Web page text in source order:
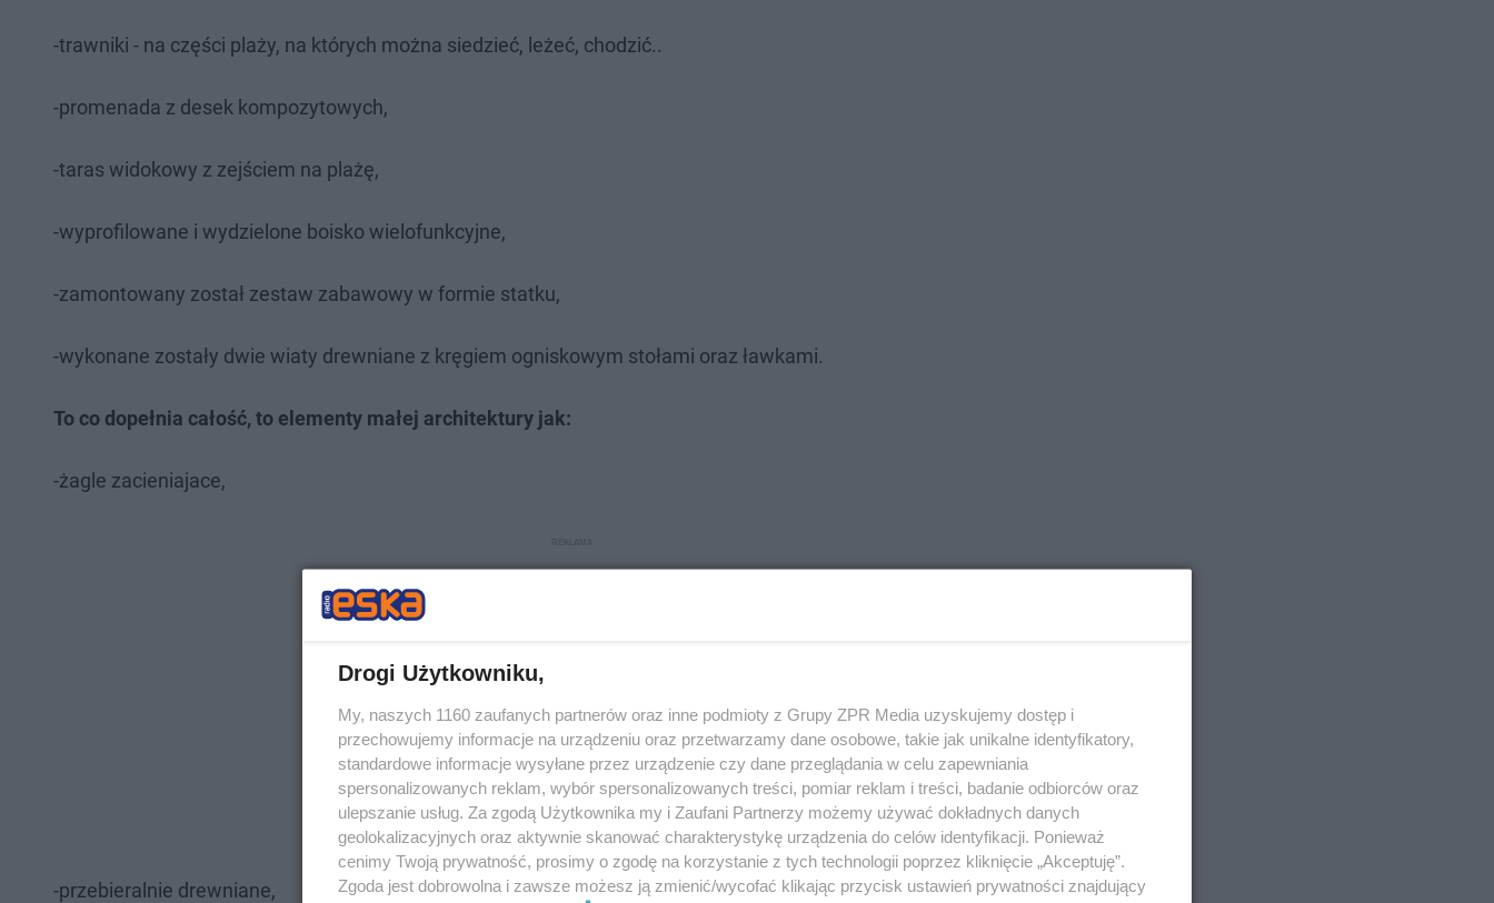
-trawniki - na części plaży, na których można siedzieć, leżeć, chodzić..
-promenada z desek kompozytowych,
-taras widokowy z zejściem na plażę,
-wyprofilowane i wydzielone boisko wielofunkcyjne,
-zamontowany został zestaw zabawowy w formie statku,
-wykonane zostały dwie wiaty drewniane z kręgiem ogniskowym stołami oraz ławkami.
To co dopełnia całość, to elementy małej architektury jak:
-żagle zacieniajace,
-przebieralnie drewniane,
Drogi Użytkowniku,
My, naszych 1160 zaufanych partnerów oraz inne podmioty z Grupy ZPR Media uzyskujemy dostęp i
przechowujemy informacje na urządzeniu oraz przetwarzamy dane osobowe, takie jak unikalne identyfikatory,
standardowe informacje wysyłane przez urządzenie czy dane przeglądania w celu zapewniania
spersonalizowanych reklam, wybór spersonalizowanych treści, pomiar reklam i treści, badanie odbiorców oraz
ulepszanie usług. Za zgodą Użytkownika my i Zaufani Partnerzy możemy używać dokładnych danych
geolokalizacyjnych oraz aktywnie skanować charakterystykę urządzenia do celów identyfikacji. Ponieważ
cenimy Twoją prywatność, prosimy o zgodę na korzystanie z tych technologii poprzez kliknięcie „Akceptuję”.
Zgoda jest dobrowolna i zawsze możesz ją zmienić/wycofać klikając przycisk ustawień prywatności znajdujący